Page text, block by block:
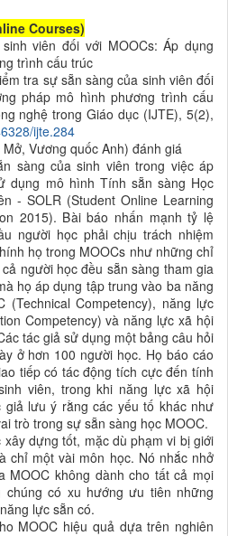
Courses)
viên đối với MOOCs: Áp dụng
trình cấu trúc
tra sự sẵn sàng của sinh viên đối
pháp mô hình phương trình cấu
nghệ trong Giáo dục (IJTE), 5(2),
ijte.284
Vương quốc Anh) đánh giá
sàng của sinh viên trong việc áp
dụng mô hình Tính sẵn sàng Học
- SOLR (Student Online Learning
2015). Bài báo nhấn mạnh tỷ lệ
người học phải chịu trách nhiệm
họ trong MOOCs như những chỉ
người học đều sẵn sàng tham gia
họ áp dụng tập trung vào ba năng
Competency), năng lực
Competency) và năng lực xã hội
tác giả sử dụng một bảng câu hỏi
ở hơn 100 người học. Họ báo cáo
tiếp có tác động tích cực đến tính
viên, trong khi năng lực xã hội
giả lưu ý rằng các yếu tố khác như
trò trong sự sẵn sàng học MOOC.
dựng tốt, mặc dù phạm vi bị giới
chỉ một vài môn học. Nó nhắc nhở
MOOC không dành cho tất cả mọi
chúng có xu hướng ưu tiên những
lực sẵn có.
MOOC hiệu quả dựa trên nghiên